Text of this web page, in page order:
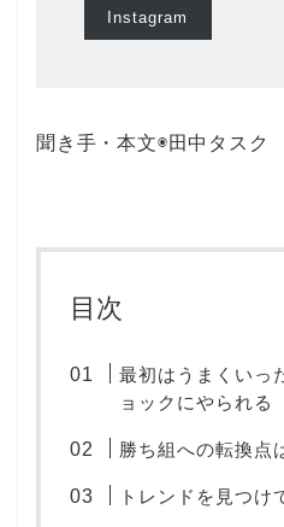
Instagram
聞き手・本文◉田中タスク
目次
最初はうまくいっ
ョックにやられる
勝ち組への転換点
トレンドを見つけ